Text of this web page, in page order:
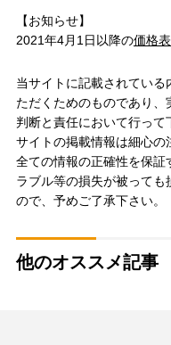
【お知らせ】
2021年4月1日以降の価格
当サイトに記載されてい
ただくためのものであり
判断と責任において行っ
サイトの掲載情報は細心の
全ての情報の正確性を保証
ラブル等の損失が被って
ので、予めご了承下さい。
他のオススメ記事